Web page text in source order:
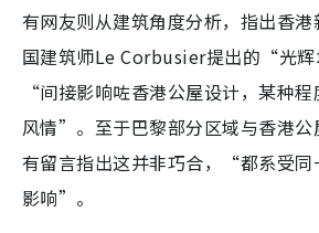
有网友则从建筑角度分析，指出香
国建筑师Le Corbusier提出的“光辉
“间接影响咗香港公屋设计，某种
风情”。至于巴黎部分区域与香港公
有留言指出这并非巧合，“都系受同
影响”。